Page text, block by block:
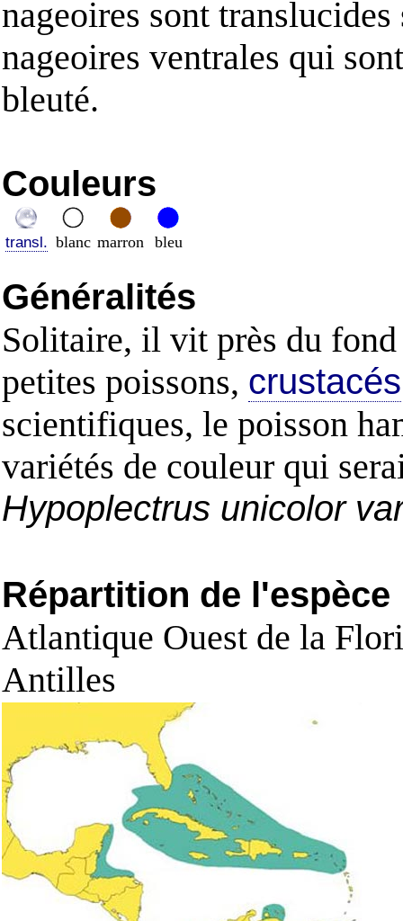
nageoires sont translucides
nageoires ventrales qui
bleuté.
Couleurs
transl. blanc marron bleu
Généralités
Solitaire, il vit près du
petites poissons, crustacés
scientifiques, le poisson
variétés de couleur qui
Hypoplectrus unicolor
Répartition de l'espèce
Atlantique Ouest de la
Antilles